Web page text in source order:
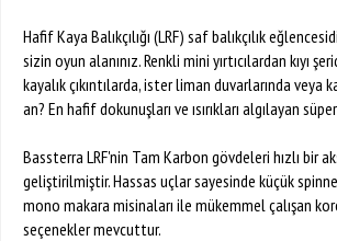
Hafif Kaya Balıkçılığı (LRF) saf balıkçılık
sizin oyun alanınız. Renkli mini yırtıcılardan
kayalık çıkıntılarda, ister liman duvarlarında
an? En hafif dokunuşları ve ısırıkları algılayan
Bassterra LRF'nin Tam Karbon gövdeleri hızlı bir
geliştirilmiştir. Hassas uçlar sayesinde küçük
mono makara misinaları ile mükemmel çalışan
seçenekler mevcuttur.